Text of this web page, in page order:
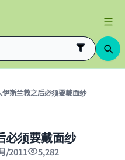
斯兰教之后必须要戴面纱
必须要戴面纱
/2011 5,282